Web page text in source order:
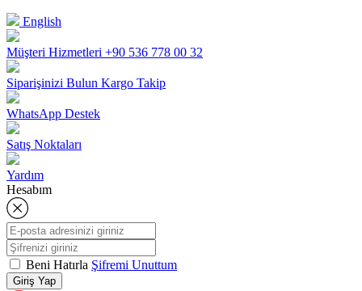
English
Müşteri Hizmetleri +90 536 778 00 32
Siparişinizi Bulun Kargo Takip
WhatsApp Destek
Satış Noktaları
Yardım
Hesabım
Beni Hatırla Şifremi Unuttum
Giriş Yap